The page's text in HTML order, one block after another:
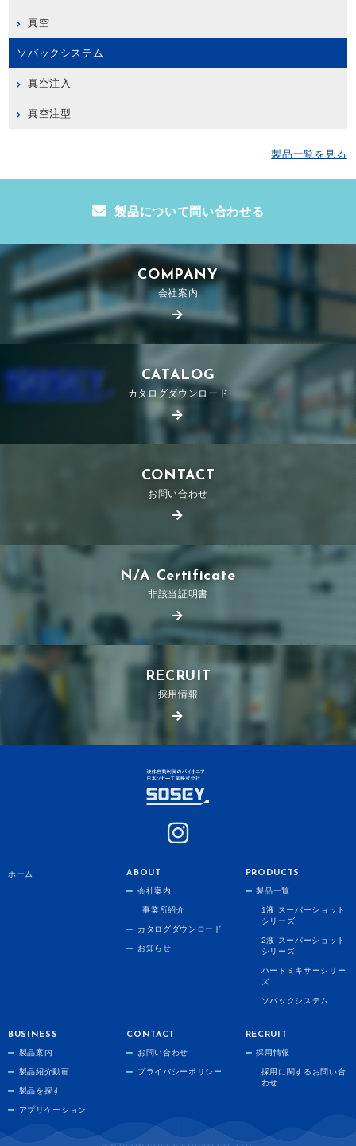
真空
ソバックシステム
真空注入
真空注型
製品一覧を見る
製品について問い合わせる
COMPANY
会社案内
CATALOG
カタログダウンロード
CONTACT
お問い合わせ
N/A Certificate
非該当証明書
RECRUIT
採用情報
ホーム
ABOUT
会社案内
事業所紹介
カタログダウンロード
お知らせ
PRODUCTS
製品一覧
1液 スーパーショット
シリーズ
2液 スーパーショット
シリーズ
ハードミキサーシリー
ズ
ソバックシステム
BUSINESS
製品案内
製品紹介動画
製品を探す
アプリケーション
CONTACT
お問い合わせ
プライバシーポリシー
RECRUIT
採用情報
採用に関するお問い合
わせ